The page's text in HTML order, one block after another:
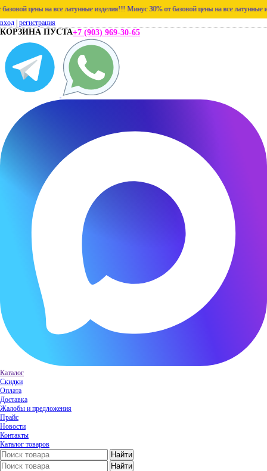
цены на все латунные изделия!!! Минус 30% от базовой цены на все латунные
вход регистрация
КОРЗИНА ПУСТА+7 (903) 969-30-65
Каталог
Скидки
Оплата
Доставка
Жалобы и предложения
Прайс
Новости
Контакты
Каталог товаров